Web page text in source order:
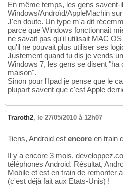
En même temps, les gens savent-
Windows/Androïd/AppleMachin
J'en doute. Un type m'a dit
parce que Windows fonctionnait
ne savait pas qu'il utilisait MAC
qu'il ne pouvait plus utiliser ses
Justement quand tu dis je vends
Windows 7, les gens se disent "ha
maison".
Sinon pour l'Ipad je pense que le
plupart savent que c'est Apple
Traroth2, le 27/05/2010 à 12h07
Tiens, Android est encore en train
Il y a encore 3 mois,
téléphones Android. Résultat,
Mobile et est en train de remonter
(c'est déjà fait aux Etats-Unis) !